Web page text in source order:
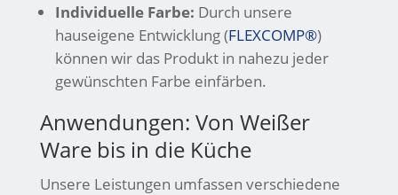
Individuelle Farbe: Durch unsere
hauseigene Entwicklung (FLEXCOMP®)
können wir das Produkt in nahezu jeder
gewünschten Farbe einfärben.
Anwendungen: Von Weißer
Ware bis in die Küche
Unsere Leistungen umfassen verschiedene